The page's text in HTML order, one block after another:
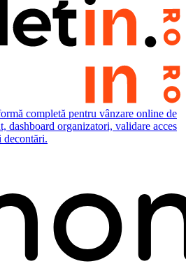
completă pentru vânzare online de
dashboard organizatori, validare acces
decontări.